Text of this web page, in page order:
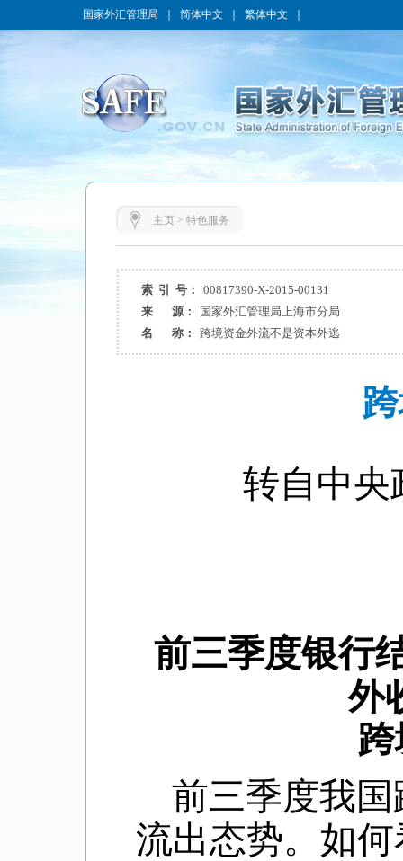
国家外汇管理局 简体中文 繁体中文
主页> 特色服务
索 引 号：
00817390-X-2015-00131
来 源：
国家外汇管理局上海市分局
名 称：
跨境资金外流不是资本外逃
转自中央
前三季度银行
外
前三季度我
流出态势。如